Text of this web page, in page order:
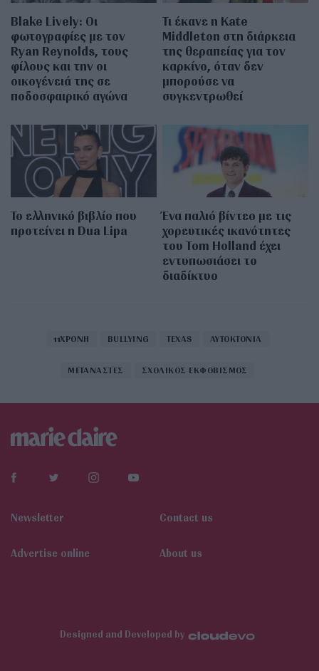
Blake Lively: Οι
φωτογραφίες με τον
Ryan Reynolds, τους
φίλους και την οι
οικογένειά της σε
ποδοσφαιρικό αγώνα
Τι έκανε η Kate
Middleton στη διάρκεια
της θεραπείας για τον
καρκίνο, όταν δεν
μπορούσε να
συγκεντρωθεί
Το ελληνικό βιβλίο που
προτείνει η Dua Lipa
Ένα παλιό βίντεο με τις
χορευτικές ικανότητες
του Tom Holland έχει
εντυπωσιάσει το
διαδίκτυο
11ΧΡΟΝΗ BULLYING TEXAS ΑΥΤΟΚΤΟΝΙΑ
ΜΕΤΑΝΑΣΤΕΣ ΣΧΟΛΙΚΟΣ ΕΚΦΟΒΙΣΜΟΣ
Newsletter Contact us
Αdvertise online About us
Designed and Developed by